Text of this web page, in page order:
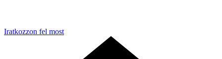
Iratkozzon fel most